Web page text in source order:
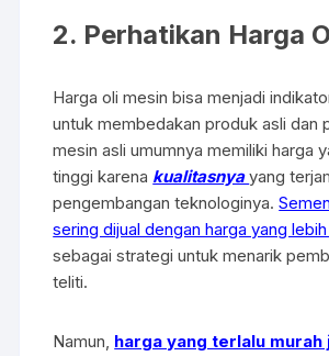
2. Perhatikan Harga
Harga oli mesin bisa menjadi
untuk membedakan produk asli dan
mesin asli umumnya memiliki harga
tinggi karena kualitasnyayang
pengembangan teknologinya.
sering dijual dengan harga yang
sebagai strategi untuk menarik
teliti.
Namun, harga yang terlalu murah